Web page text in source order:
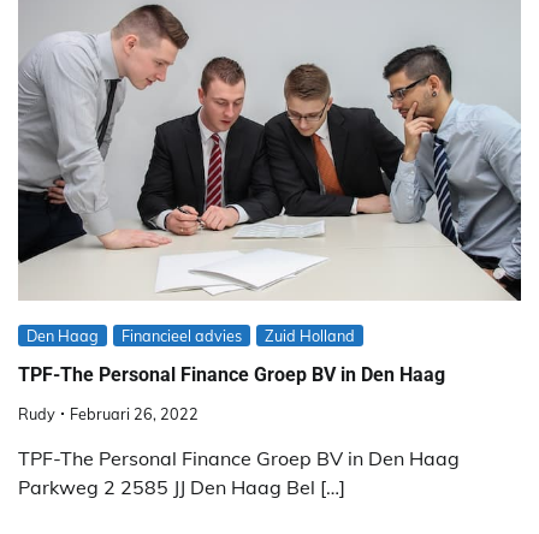
Den Haag Financieel advies Zuid Holland
TPF-The Personal Finance Groep BV in Den Haag
Rudy Februari 26, 2022
TPF-The Personal Finance Groep BV in Den Haag
Parkweg 2 2585 JJ Den Haag Bel […]